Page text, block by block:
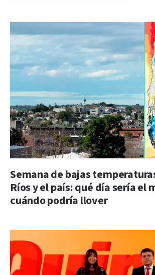
Semana de bajas
Ríos y el país: qué día sería el
cuándo podría llover